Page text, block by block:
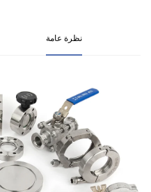
نظرة عامة